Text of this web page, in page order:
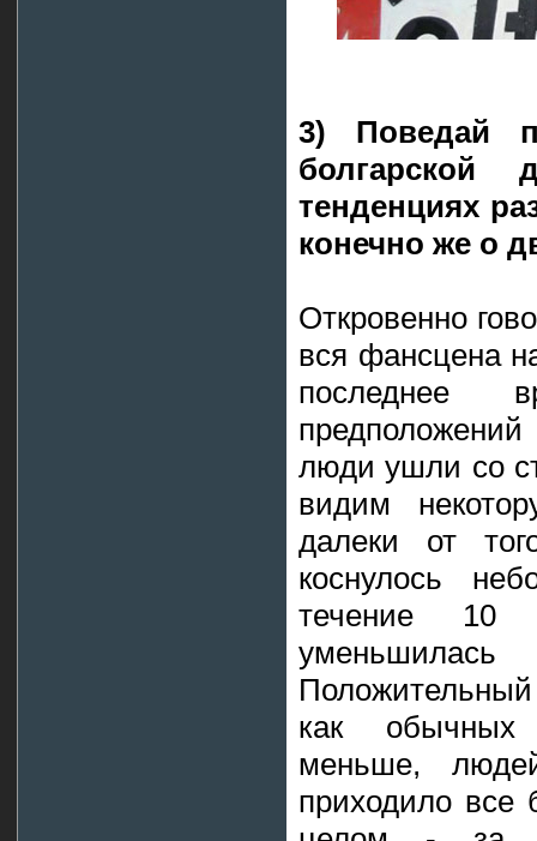
3) Поведай
тенденциях
конечно же о
Откровенно
вся фансцена
последнее
люди ушли со
видим
далеки от
коснулось
течение 10
как обычных
меньше,
приходило все